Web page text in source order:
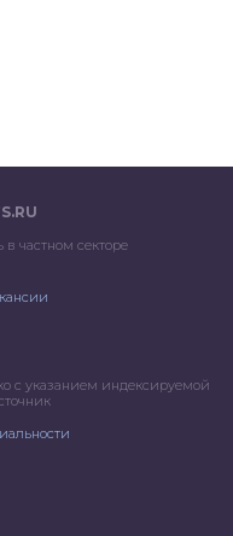
частном секторе
с указанием индексируемой